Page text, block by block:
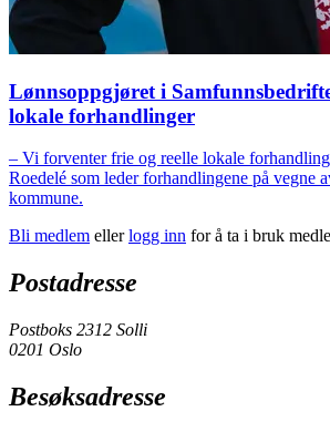
Lønnsoppgjøret i
lokale forhandlinger
– Vi forventer frie og reelle lokale
Roedelé som leder forhandlingene på vegne
kommune.
Bli medlem ellerlogg inn for å ta i bruk
Postadresse
Postboks 2312 Solli
0201 Oslo
Besøksadresse